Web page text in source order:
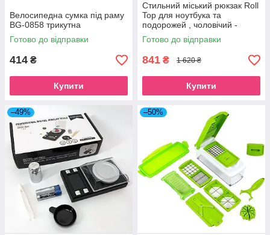
Велосипедна сумка під раму
BG-0858 трикутна
Готово до відправки
414 ₴
Купити
Стильний міський рюкзак Roll
Top для ноутбука та
подорожей , чоловічий -
жіночий рюкзак
Готово до відправки
841 ₴ 1 620 ₴
Купити
–49% –50%